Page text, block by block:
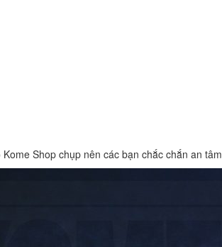
Shop chụp nên các bạn chắc chắn an